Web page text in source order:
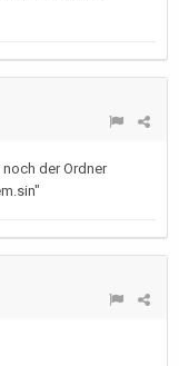
der Ordner